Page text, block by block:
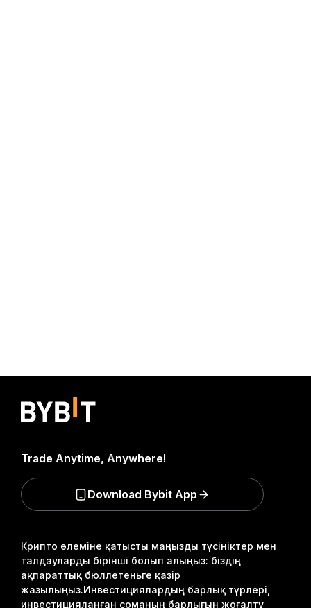
Крипто әлеміне қатысты маңызды түсініктер мен
талдауларды бірінші болып алыңыз: біздің
ақпараттық бюллетеньге қазір
жазылыңыз.Инвестициялардың барлық түрлері,
инвестицияланған соманың барлығын жоғалту
Trade Anytime, Anywhere!
Download Bybit App